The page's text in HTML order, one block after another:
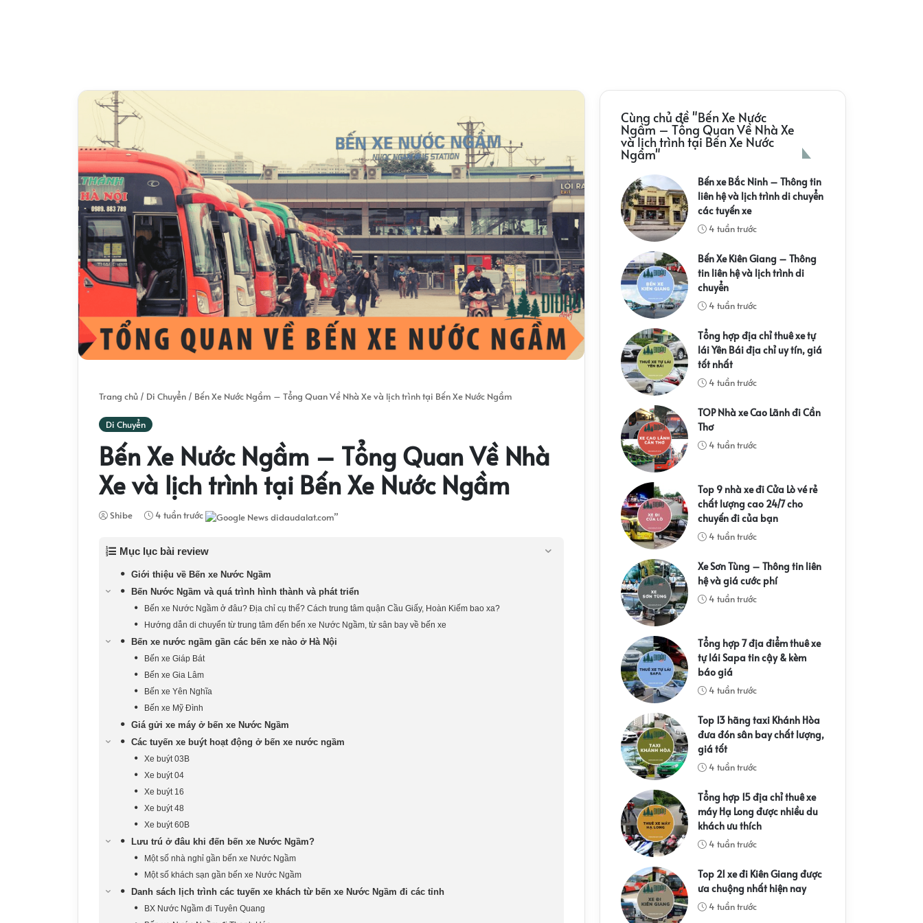
Trang chủ/ Di Chuyển/ Bến Xe Nước Ngầm – Tổng Quan Về Nhà Xe và lịch trình tại Bến Xe Nước Ngầm
Di Chuyển
Bến Xe Nước Ngầm – Tổng Quan Về Nhà
Xe và lịch trình tại Bến Xe Nước Ngầm
Shibe 4 tuần trước
Mục lục bài review
Giới thiệu về Bến xe Nước Ngầm
Bến Nước Ngầm và quá trình hình thành và phát triển
Bến xe Nước Ngầm ở đâu? Địa chỉ cụ thể? Cách trung tâm quận Cầu Giấy, Hoàn Kiếm bao xa?
Hướng dẫn di chuyển từ trung tâm đến bến xe Nước Ngầm, từ sân bay về bến xe
Bến xe nước ngầm gần các bến xe nào ở Hà Nội
Bến xe Giáp Bát
Bến xe Gia Lâm
Bến xe Yên Nghĩa
Bến xe Mỹ Đình
Giá gửi xe máy ở bến xe Nước Ngầm
Các tuyến xe buýt hoạt động ở bến xe nước ngầm
Xe buýt 03B
Xe buýt 04
Xe buýt 16
Xe buýt 48
Xe buýt 60B
Lưu trú ở đâu khi đến bến xe Nước Ngầm?
Một số nhà nghỉ gần bến xe Nước Ngầm
Một số khách sạn gần bến xe Nước Ngầm
Danh sách lịch trình các tuyến xe khách từ bến xe Nước Ngầm đi các tỉnh
BX Nước Ngầm đi Tuyên Quang
Cùng chủ đề "Bến Xe Nước
Ngầm – Tổng Quan Về Nhà Xe
và lịch trình tại Bến Xe Nước
Ngầm"
Bến xe Bắc Ninh – Thông tin
liên hệ và lịch trình di chuyển
các tuyến xe
4 tuần trước
Bến Xe Kiên Giang – Thông
tin liên hệ và lịch trình di
chuyển
4 tuần trước
Tổng hợp địa chỉ thuê xe tự
lái Yên Bái địa chỉ uy tín, giá
tốt nhất
4 tuần trước
TOP Nhà xe Cao Lãnh đi Cần
Thơ
4 tuần trước
Top 9 nhà xe đi Cửa Lò vé rẻ
chất lượng cao 24/7 cho
chuyến đi của bạn
4 tuần trước
Xe Sơn Tùng – Thông tin liên
hệ và giá cước phí
4 tuần trước
Tổng hợp 7 địa điểm thuê xe
tự lái Sapa tin cậy & kèm
báo giá
4 tuần trước
Top 13 hãng taxi Khánh Hòa
đưa đón sân bay chất lượng,
giá tốt
4 tuần trước
Tổng hợp 15 địa chỉ thuê xe
máy Hạ Long được nhiều du
khách ưu thích
4 tuần trước
Top 21 xe đi Kiên Giang được
ưa chuộng nhất hiện nay
4 tuần trước